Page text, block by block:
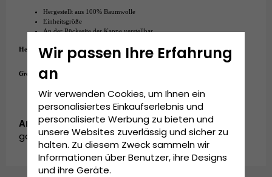
Hergestellt aus 100% Baumwolle
Einheitsgröße
An der Rückseite der Kappe verstellbar.
Hergestellt aus: 100% Baumwolle
Grösseninformationen:
Artikelnummer:
garda.cap.back-green
Wir passen Ihre Erfahrung
an
Wir verwenden Cookies, um Ihnen ein
personalisiertes Einkaufserlebnis und
personalisierte Werbung zu bieten und
unsere Websites zuverlässig und sicher zu
halten. Zu diesem Zweck sammeln wir
Informationen über Benutzer, ihre Designs
und ihre Geräte.